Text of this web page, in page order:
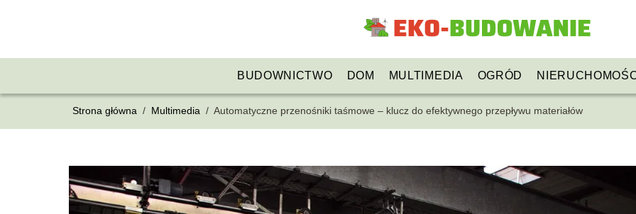
BUDOWNICTWO DOM MULTIMEDIA OGRÓD
Strona główna / Multimedia / Automatyczne przenośniki taśmowe – klucz do efektywnego przepływu materiałów